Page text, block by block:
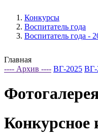
Конкурсы
Воспитатель года
Воспитатель года -
Главная
---- Архив ---- ВГ-2025 ВГ-
Конкурсное